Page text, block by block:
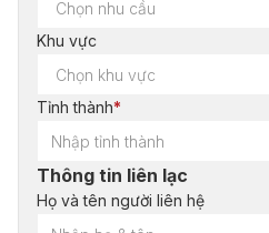
Khu vực
Tỉnh thành*
Thông tin liên lạc
Họ và tên người liên hệ